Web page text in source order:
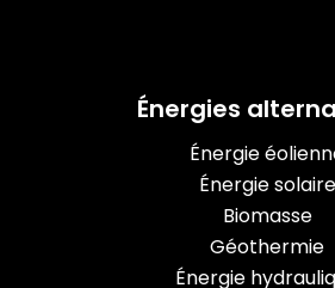
Énergies
Énergie
Énergie solaire
Biomasse
Géothermie
Énergie